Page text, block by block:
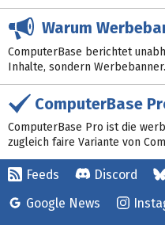
Warum
ComputerBase berichtet
Inhalte, sondern Werbebanner.
ComputerBase
ComputerBase Pro ist die
zugleich faire Variante von
Feeds Discord
Google News